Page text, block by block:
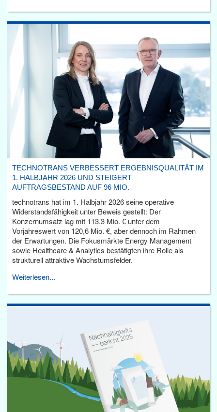
TECHNOTRANS VERBESSERT ERGEBNISQUALITÄT IM
1. HALBJAHR 2026 UND STEIGERT
AUFTRAGSBESTAND AUF 96 MIO.
technotrans hat im 1. Halbjahr 2026 seine operative
Widerstandsfähigkeit unter Beweis gestellt: Der
Konzernumsatz lag mit 113,3 Mio. € unter dem
Vorjahreswert von 120,6 Mio. €, aber dennoch im Rahmen
der Erwartungen. Die Fokusmärkte Energy Management
sowie Healthcare & Analytics bestätigten ihre Rolle als
strukturell attraktive Wachstumsfelder.
Weiterlesen...